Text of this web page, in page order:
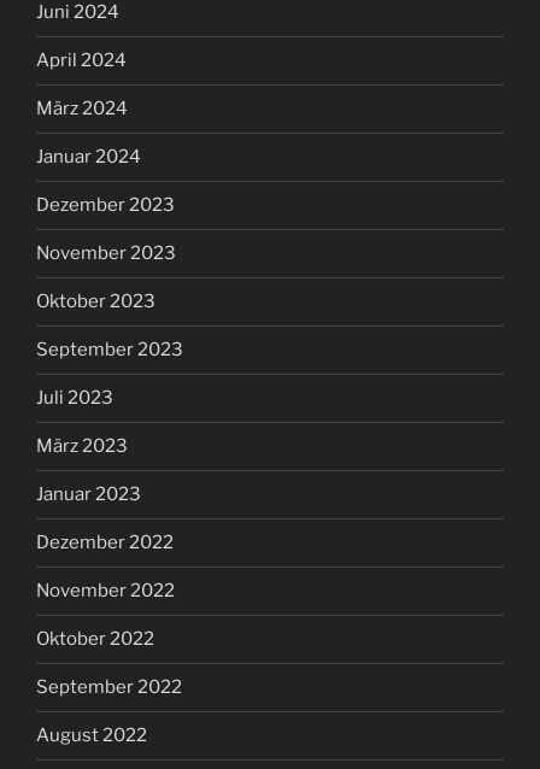
Juni 2024
April 2024
März 2024
Januar 2024
Dezember 2023
November 2023
Oktober 2023
September 2023
Juli 2023
März 2023
Januar 2023
Dezember 2022
November 2022
Oktober 2022
September 2022
August 2022